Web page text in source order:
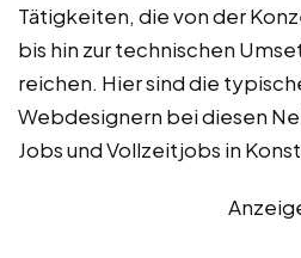
Tätigkeiten, die von der
bis hin zur technischen
reichen. Hier sind die
Webdesignern bei diesen
Jobs und Vollzeitjobs in